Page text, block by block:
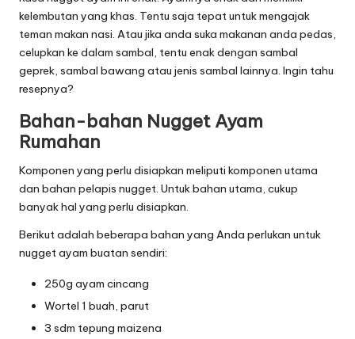
kelembutan yang khas. Tentu saja tepat untuk mengajak
teman makan nasi. Atau jika anda suka makanan anda pedas,
celupkan ke dalam sambal, tentu enak dengan sambal
geprek, sambal bawang atau jenis sambal lainnya. Ingin tahu
resepnya?
Bahan-bahan Nugget Ayam
Rumahan
Komponen yang perlu disiapkan meliputi komponen utama
dan bahan pelapis nugget. Untuk bahan utama, cukup
banyak hal yang perlu disiapkan.
Berikut adalah beberapa bahan yang Anda perlukan untuk
nugget ayam buatan sendiri:
250g ayam cincang
Wortel 1 buah, parut
3 sdm tepung maizena